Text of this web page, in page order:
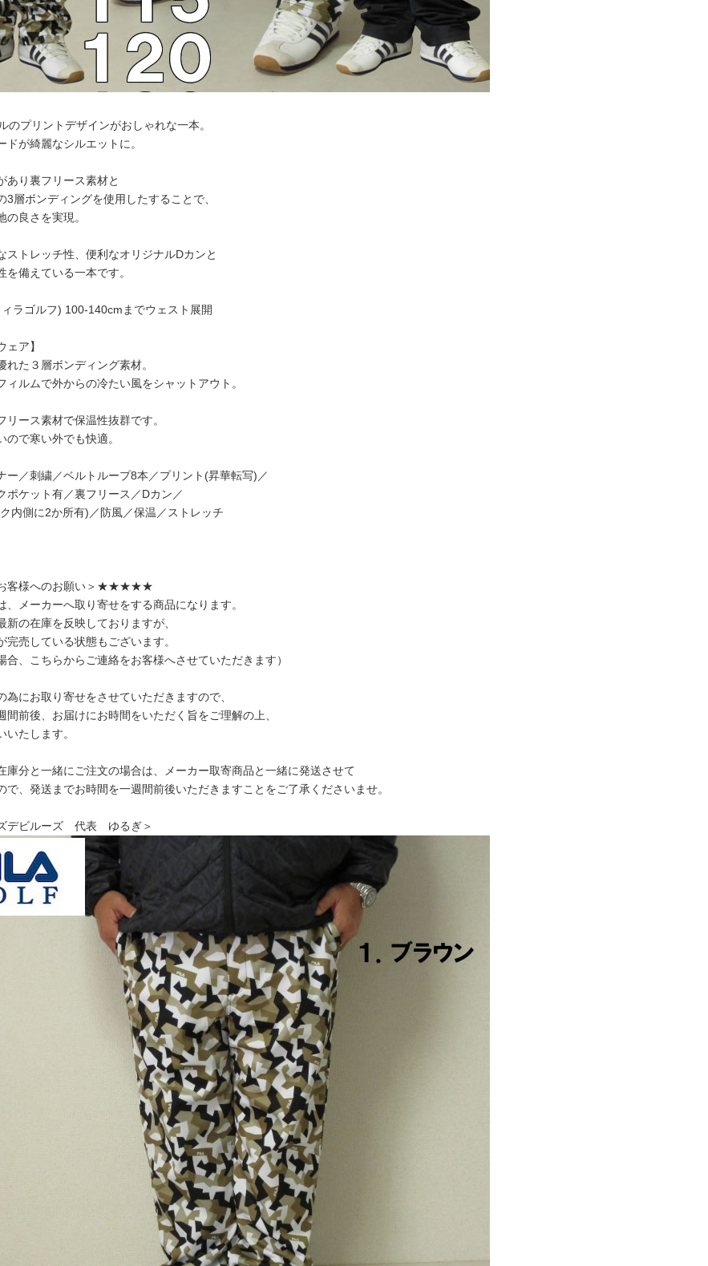
のプリントデザインがおしゃれな一本。
ドが綺麗なシルエットに。
あり裏フリース素材と
3層ボンディングを使用したすることで、
の良さを実現。
ストレッチ性、便利なオリジナルDカンと
を備えている一本です。
ラゴルフ) 100-140cmまでウェスト展開
ェア】
れた３層ボンディング素材。
ィルムで外からの冷たい風をシャットアウト。
リース素材で保温性抜群です。
ので寒い外でも快適。
ー／刺繍／ベルトループ8本／プリント(昇華転写)／
ポケット有／裏フリース／Dカン／
内側に2か所有)／防風／保温／ストレッチ
様へのお願い＞★★★★★
、メーカーへ取り寄せをする商品になります。
新の在庫を反映しておりますが、
完売している状態もございます。
合、こちらからご連絡をお客様へさせていただきます）
為にお取り寄せをさせていただきますので、
間前後、お届けにお時間をいただく旨をご理解の上、
いたします。
庫分と一緒にご注文の場合は、メーカー取寄商品と一緒に発送させて
で、発送までお時間を一週間前後いただきますことをご了承くださいませ。
デビルーズ 代表 ゆるぎ＞